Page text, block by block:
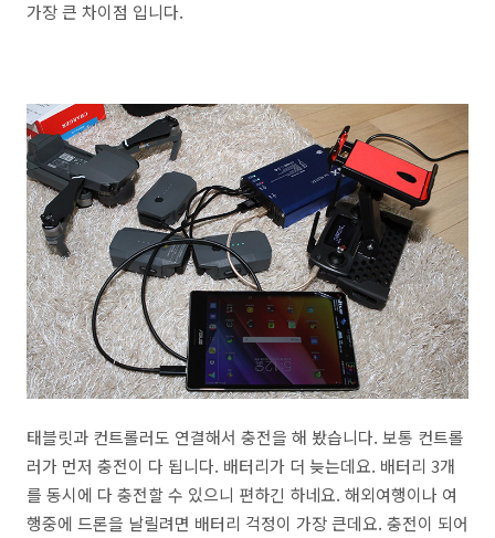
가장 큰 차이점 입니다.
태블릿과 컨트롤러도 연결해서 충전을 해 봤습니다. 보통 컨트롤
러가 먼저 충전이 다 됩니다. 배터리가 더 늦는데요. 배터리 3개
를 동시에 다 충전할 수 있으니 편하긴 하네요. 해외여행이나 여
행중에 드론을 날릴려면 배터리 걱정이 가장 큰데요. 충전이 되어